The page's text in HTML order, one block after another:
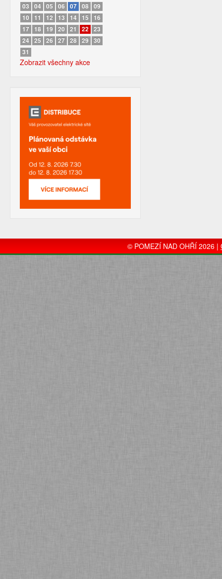
03
04 05 06 07 08
09
10
11 12 13 14 15
16
17 18 19 20 21 22
23
24
25 26 27 28 29
30
31
Zobrazit všechny akce
© POMEZÍ NAD OHŘÍ 2026 |